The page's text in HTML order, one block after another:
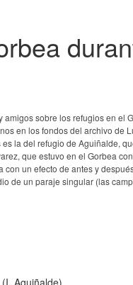
sobre los refugios en el
en los fondos del archivo de
la del refugio de Aguiñalde,
que estuvo en el Gorbea
un efecto de antes y
de un paraje singular (las